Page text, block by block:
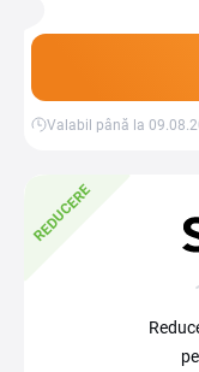
Valabil până la
REDUCERE